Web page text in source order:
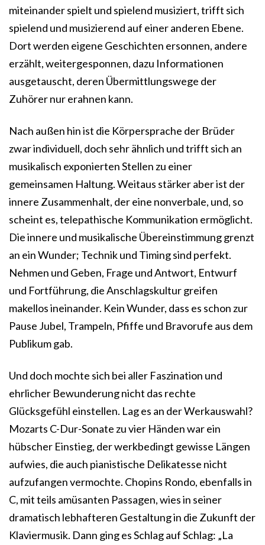
miteinander spielt und spielend musiziert, trifft sich
spielend und musizierend auf einer anderen Ebene.
Dort werden eigene Geschichten ersonnen, andere
erzählt, weitergesponnen, dazu Informationen
ausgetauscht, deren Übermittlungswege der
Zuhörer nur erahnen kann.
Nach außen hin ist die Körpersprache der Brüder
zwar individuell, doch sehr ähnlich und trifft sich an
musikalisch exponierten Stellen zu einer
gemeinsamen Haltung. Weitaus stärker aber ist der
innere Zusammenhalt, der eine nonverbale, und, so
scheint es, telepathische Kommunikation ermöglicht.
Die innere und musikalische Übereinstimmung grenzt
an ein Wunder; Technik und Timing sind perfekt.
Nehmen und Geben, Frage und Antwort, Entwurf
und Fortführung, die Anschlagskultur greifen
makellos ineinander. Kein Wunder, dass es schon zur
Pause Jubel, Trampeln, Pfiffe und Bravorufe aus dem
Publikum gab.
Und doch mochte sich bei aller Faszination und
ehrlicher Bewunderung nicht das rechte
Glücksgefühl einstellen. Lag es an der Werkauswahl?
Mozarts C-Dur-Sonate zu vier Händen war ein
hübscher Einstieg, der werkbedingt gewisse Längen
aufwies, die auch pianistische Delikatesse nicht
aufzufangen vermochte. Chopins Rondo, ebenfalls in
C, mit teils amüsanten Passagen, wies in seiner
dramatisch lebhafteren Gestaltung in die Zukunft der
Klaviermusik. Dann ging es Schlag auf Schlag: „La